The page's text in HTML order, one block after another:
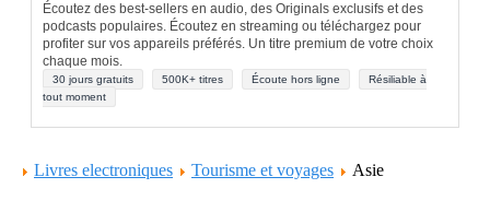
Écoutez des best-sellers en audio, des Originals exclusifs et des
podcasts populaires. Écoutez en streaming ou téléchargez pour
profiter sur vos appareils préférés. Un titre premium de votre choix
chaque mois.
30 jours gratuits 500K+ titres Écoute hors ligne
Résiliable à
tout moment
Livres electroniques Tourisme et voyages Asie